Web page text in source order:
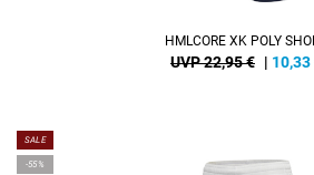
HMLCORE XK POLY
UVP 22,95 € | 10,33
SALE
-55%